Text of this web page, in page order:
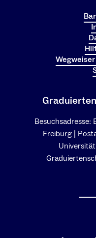
Besuchsadresse:
Freiburg |